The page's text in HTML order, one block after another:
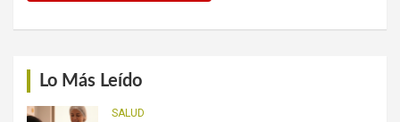
Lo Más Leído
SALUD